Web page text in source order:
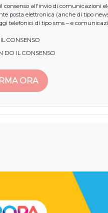
consenso all'invio di comunicazioni
posta elettronica (anche di tipo
telefonici di tipo sms – e
CONSENSO
DO IL CONSENSO